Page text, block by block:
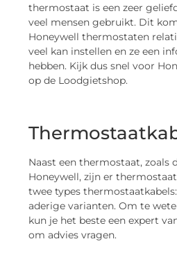
thermostaat is een zeer
veel mensen gebruikt. Dit
Honeywell thermostaten
veel kan instellen en ze een
hebben. Kijk dus snel voor
op de Loodgietshop.
Naast een thermostaat, zoals
Honeywell, zijn er
twee types
aderige varianten. Om te
kun je het beste een expert
om advies vragen.